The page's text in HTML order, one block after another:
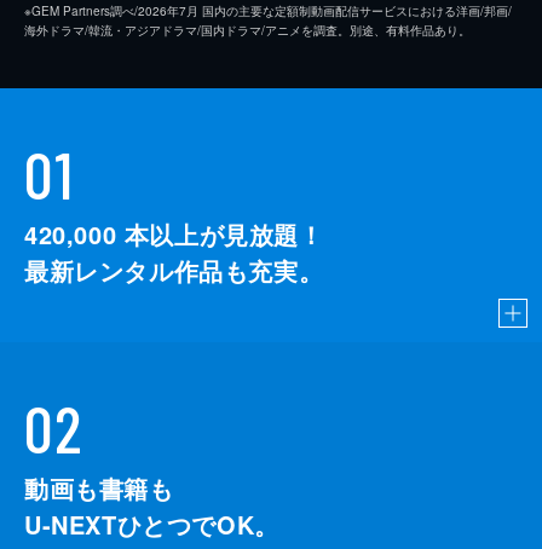
※GEM Partners調べ/2026年7⽉ 国内の主要な定額制動画配信サービスにおける洋画/邦画/
海外ドラマ/韓流・アジアドラマ/国内ドラマ/アニメを調査。別途、有料作品あり。
01
420,000 本以上が見放題！
最新レンタル作品も充実。
02
動画も書籍も
U-NEXTひとつでOK。